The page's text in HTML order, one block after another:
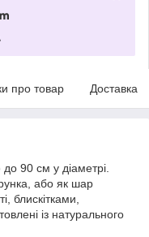
про товар Доставка
90 см у діаметрі.
або як шар
блискітками,
із натурального